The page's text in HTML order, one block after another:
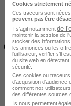
(14h)
Cookies strictement
Ces traceurs sont
peuvent pas être
Il s'agit notamment de
maintenir la session de
stocker des
les annonces ou les
l'utilisateur, vérifier s'il
du site web en
sécurité.
Ces cookies ou
d'acquisition d'audience
comment nos
des différentes sources
Ils nous permettent